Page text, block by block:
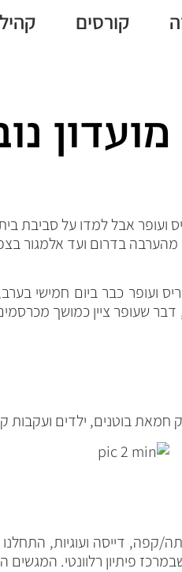
קורסים
נובמבר 2019 –
ועופר אבל למדו על סביבת
דבר שעופר ציין כמושך
חמאת בוטנים, ילדים ועקבות
דייסה ועוגיות,
פיתיון רלוונטי. המגשים הוצבו